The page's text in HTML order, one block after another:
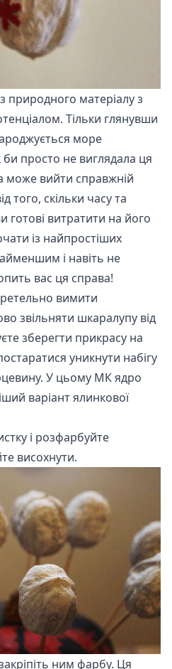
природного матеріалу з
Тільки глянувши
море
просто не виглядала ця
може вийти справжній
того, скільки часу та
готові витратити на його
із найпростіших
і навіть не
вас ця справа!
вимити
звільняти шкаралупу від
зберегти прикрасу на
уникнути набігу
У цьому МК ядро
варіант ялинкової
і розфарбуйте
висохнути.
ним фарбу. Ця